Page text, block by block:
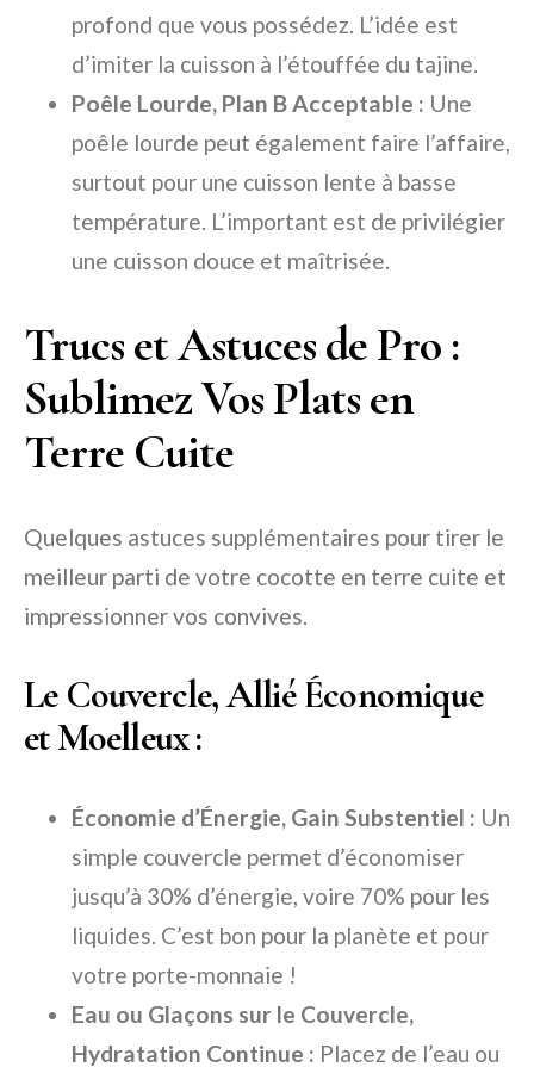
profond que vous possédez. L’idée est
d’imiter la cuisson à l’étouffée du tajine.
Poêle Lourde, Plan B Acceptable : Une
poêle lourde peut également faire l’affaire,
surtout pour une cuisson lente à basse
température. L’important est de privilégier
une cuisson douce et maîtrisée.
Trucs et Astuces de Pro :
Sublimez Vos Plats en
Terre Cuite
Quelques astuces supplémentaires pour tirer le
meilleur parti de votre cocotte en terre cuite et
impressionner vos convives.
Le Couvercle, Allié Économique
et Moelleux :
Économie d’Énergie, Gain Substentiel : Un
simple couvercle permet d’économiser
jusqu’à 30% d’énergie, voire 70% pour les
liquides. C’est bon pour la planète et pour
votre porte-monnaie !
Eau ou Glaçons sur le Couvercle,
Hydratation Continue : Placez de l’eau ou